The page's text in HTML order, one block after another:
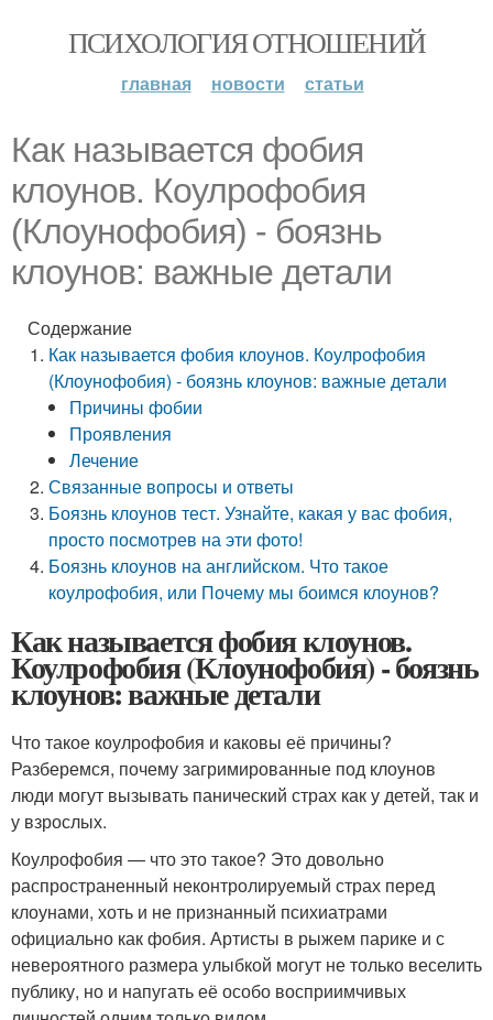
ПСИХОЛОГИЯ ОТНОШЕНИЙ
главная новости статьи
Как называется фобия
клоунов. Коулрофобия
(Клоунофобия) - боязнь
клоунов: важные детали
Содержание
Как называется фобия клоунов. Коулрофобия
(Клоунофобия) - боязнь клоунов: важные детали
Причины фобии
Проявления
Лечение
Связанные вопросы и ответы
Боязнь клоунов тест. Узнайте, какая у вас фобия,
просто посмотрев на эти фото!
Боязнь клоунов на английском. Что такое
коулрофобия, или Почему мы боимся клоунов?
Как называется фобия клоунов.
Коулрофобия (Клоунофобия) - боязнь
клоунов: важные детали
Что такое коулрофобия и каковы её причины?
Разберемся, почему загримированные под клоунов
люди могут вызывать панический страх как у детей, так и
у взрослых.
Коулрофобия — что это такое? Это довольно
распространенный неконтролируемый страх перед
клоунами, хоть и не признанный психиатрами
официально как фобия. Артисты в рыжем парике и с
невероятного размера улыбкой могут не только веселить
публику, но и напугать её особо восприимчивых